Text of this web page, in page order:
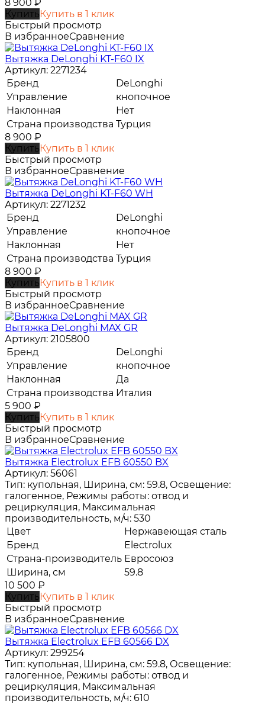
8 900 ₽
КупитьКупить в 1 клик
Быстрый просмотр
В избранноеСравнение
Вытяжка DeLonghi KT-F60 IX
Артикул: 2271234
Бренд
DeLonghi
Управление
кнопочное
Наклонная
Нет
Страна производства Турция
8 900 ₽
КупитьКупить в 1 клик
Быстрый просмотр
В избранноеСравнение
Вытяжка DeLonghi KT-F60 WH
Артикул: 2271232
Бренд
DeLonghi
Управление
кнопочное
Наклонная
Нет
Страна производства Турция
8 900 ₽
КупитьКупить в 1 клик
Быстрый просмотр
В избранноеСравнение
Вытяжка DeLonghi MAX GR
Артикул: 2105800
Бренд
DeLonghi
Управление
кнопочное
Наклонная
Да
Страна производства Италия
5 900 ₽
КупитьКупить в 1 клик
Быстрый просмотр
В избранноеСравнение
Вытяжка Electrolux EFB 60550 BX
Артикул: 56061
Тип: купольная, Ширина, см: 59.8, Освещение:
галогенное, Режимы работы: отвод и
рециркуляция, Максимальная
производительность, м/ч: 530
Цвет
Нержавеющая сталь
Бренд
Electrolux
Страна-производитель Евросоюз
Ширина, см
59.8
10 500 ₽
КупитьКупить в 1 клик
Быстрый просмотр
В избранноеСравнение
Вытяжка Electrolux EFB 60566 DX
Артикул: 299254
Тип: купольная, Ширина, см: 59.8, Освещение:
галогенное, Режимы работы: отвод и
рециркуляция, Максимальная
производительность, м/ч: 610